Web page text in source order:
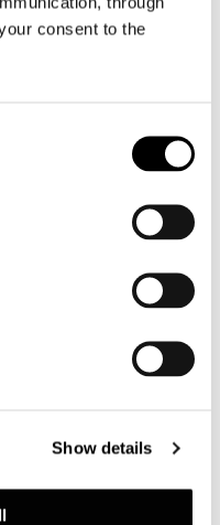
consent to the
Show details